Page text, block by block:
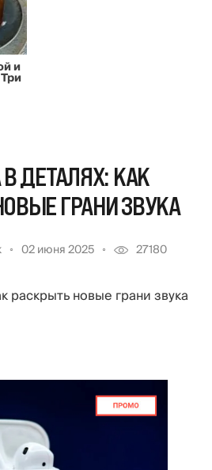
и
ДЕТАЛЯХ: КАК
ГРАНИ ЗВУКА
02 июня 2025 27180